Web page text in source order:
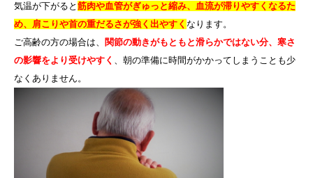
気温が下がると 筋肉や血管がぎゅっと縮み、血流が滞りやすくなるた
め、肩こりや首の重だるさが強く出やすく なります。
ご高齢の方の場合は、
関節の動きがもともと滑らかではない分、寒さ
の影響をより受けやすく 、朝の準備に時間がかかってしまうことも少
なくありません。